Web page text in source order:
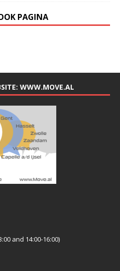
PAGINA
WWW.MOVE.AL
and 14:00-16:00)